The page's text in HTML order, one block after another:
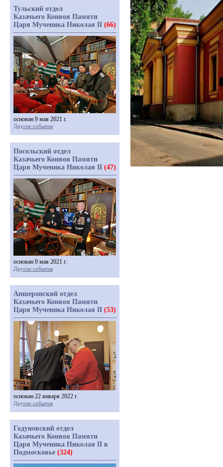
Тульский отдел
Казачьего Конвоя Памяти
Царя Мученика Николая II (66)
основан 9 мая 2021 г.
Другие события
Посольский отдел
Казачьего Конвоя Памяти
Царя Мученика Николая II (47)
основан 9 мая 2021 г.
Другие события
Апшеронский отдел
Казачьего Конвоя Памяти
Царя Мученика Николая II (53)
основан 22 января 2022 г.
Другие события
Годуновский отдел
Казачьего Конвоя Памяти
Царя Мученика Николая II в
Подмосковье (324)